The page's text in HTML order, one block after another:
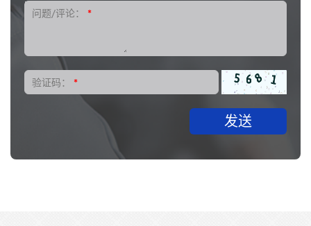
问题/评论： *
验证码： *
发送